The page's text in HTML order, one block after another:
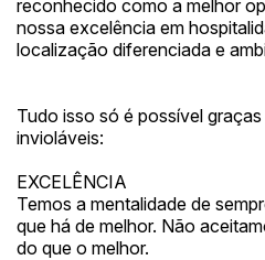
reconhecido como a melhor
nossa excelência em
localização diferenciada e
Tudo isso só é possível
invioláveis:
EXCELÊNCIA
Temos a mentalidade de
que há de melhor. Não
do que o melhor.